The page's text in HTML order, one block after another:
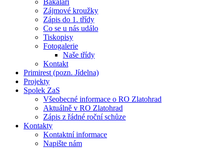
Bakaláři
Zájmové kroužky
Zápis do 1. třídy
Co se u nás událo
Tiskopisy
Fotogalerie
Naše třídy
Kontakt
Primirest (pozn. Jídelna)
Projekty
Spolek ZaS
Všeobecné informace o RO Zlatohrad
Aktuálně v RO Zlatohrad
Zápis z řádné roční schůze
Kontakty
Kontaktní informace
Napište nám